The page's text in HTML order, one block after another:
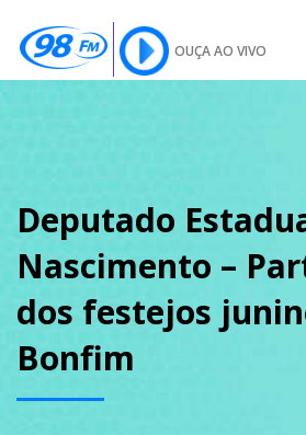
OUÇA AO VIVO
SOBRE
PODCAST
Deputado
Nascimento –
dos festejos
Bonfim